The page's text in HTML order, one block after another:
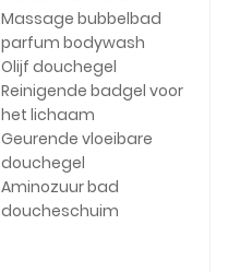
Massage bubbelbad
parfum bodywash
Olijf douchegel
Reinigende badgel voor
het lichaam
Geurende vloeibare
douchegel
Aminozuur bad
doucheschuim